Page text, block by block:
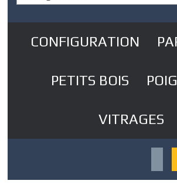
CONFIGURATION
PETITS BOIS
VITRAGES